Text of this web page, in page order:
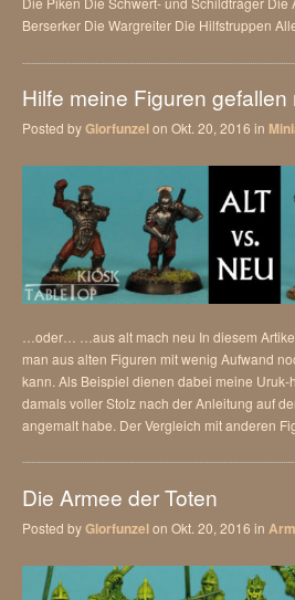
Berserker Die Wargreiter Die Hilfstruppen
Hilfe meine Figuren
Posted byGlorfunzelon Okt. 20, 2016 in
…oder… …aus alt mach neu In diesem
man aus alten Figuren mit wenig Aufwand
kann. Als Beispiel dienen dabei meine
damals voller Stolz nach der Anleitung auf
angemalt habe. Der Vergleich mit anderen
Die Armee der Toten
Posted byGlorfunzelon Okt. 20, 2016 in